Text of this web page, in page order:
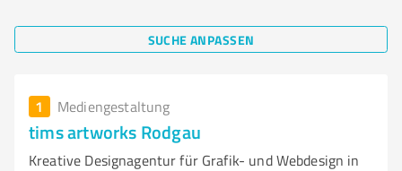
SUCHE ANPASSEN
1 Mediengestaltung
tims artworks Rodgau
Kreative Designagentur für Grafik- und Webdesign in